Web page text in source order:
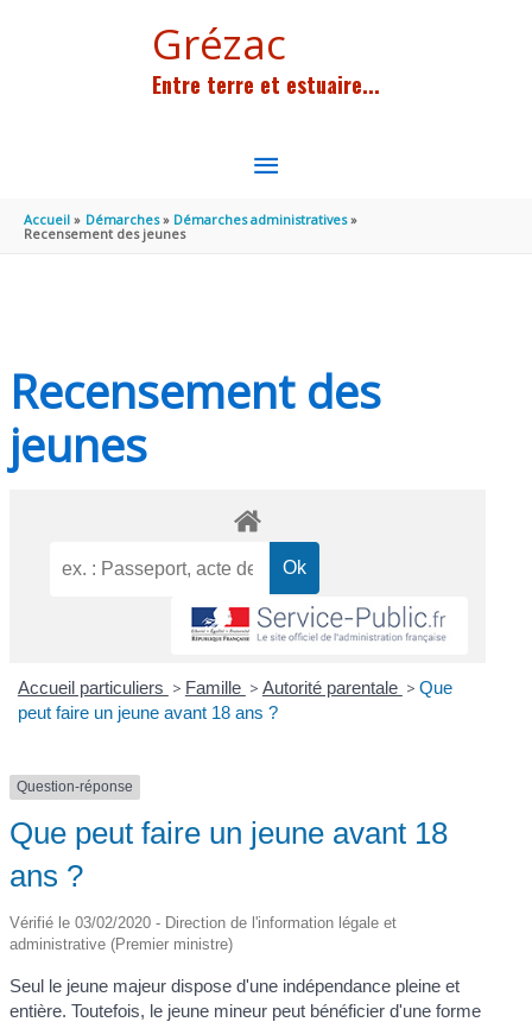
Grézac
Entre terre et estuaire...
MENU
PRINCIPAL
Accueil Démarches
Démarches administratives
Recensement des jeunes
Recensement des
jeunes
Accueil particuliers > Famille > Autorité parentale > Que
peut faire un jeune avant 18 ans ?
Question-réponse
Que peut faire un jeune avant 18
ans ?
Vérifié le 03/02/2020 - Direction de l'information légale et
administrative (Premier ministre)
Seul le jeune majeur dispose d'une indépendance pleine et
entière. Toutefois, le jeune mineur peut bénéficier d'une forme